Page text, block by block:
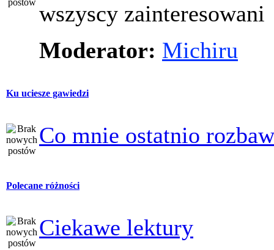
wszyscy zainteresowani
Moderator: Michiru
Ku uciesze gawiedzi
Co mnie ostatnio
Polecane różności
Ciekawe lektury